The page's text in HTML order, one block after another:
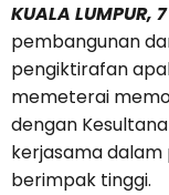
KUALA LUMPUR,
pembangunan
pengiktirafan
memeterai
dengan
kerjasama
berimpak tinggi.